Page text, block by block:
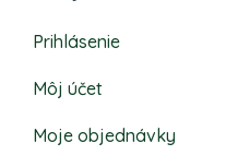
Prihlásenie
Môj účet
Moje objednávky